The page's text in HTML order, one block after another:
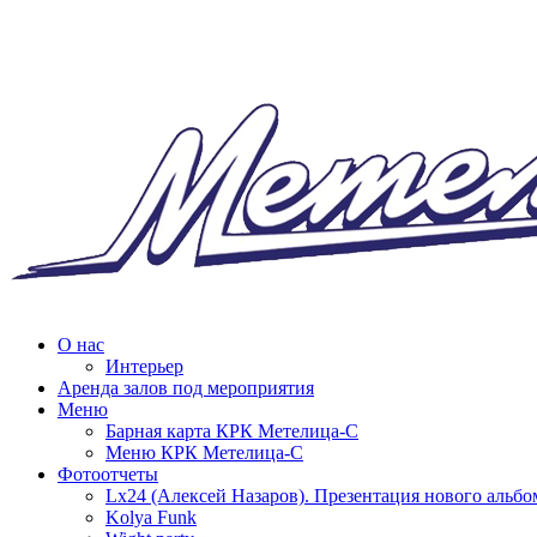
О нас
Интерьер
Аренда залов под мероприятия
Меню
Барная карта КРК Метелица-С
Меню КРК Метелица-С
Фотоотчеты
Lx24 (Алексей Назаров). Презентация нового
Kolya Funk